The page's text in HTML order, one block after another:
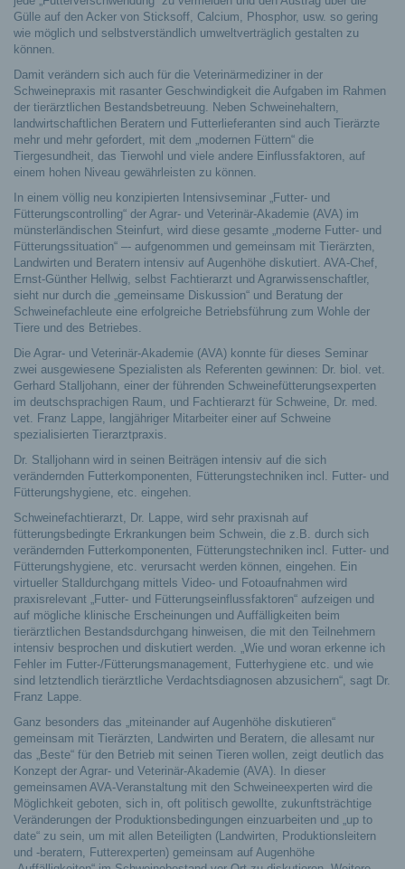
Gülle auf den Acker von Sticksoff, Calcium, Phosphor, usw. so gering
wie möglich und selbstverständlich umweltverträglich gestalten zu
können.
Damit verändern sich auch für die Veterinärmediziner in der
Schweinepraxis mit rasanter Geschwindigkeit die Aufgaben im Rahmen
der tierärztlichen Bestandsbetreuung. Neben Schweinehaltern,
landwirtschaftlichen Beratern und Futterlieferanten sind auch Tierärzte
mehr und mehr gefordert, mit dem „modernen Füttern“ die
Tiergesundheit, das Tierwohl und viele andere Einflussfaktoren, auf
einem hohen Niveau gewährleisten zu können.
In einem völlig neu konzipierten Intensivseminar „Futter- und
Fütterungscontrolling“ der Agrar- und Veterinär-Akademie (AVA) im
münsterländischen Steinfurt, wird diese gesamte „moderne Futter- und
Fütterungssituation“ –- aufgenommen und gemeinsam mit Tierärzten,
Landwirten und Beratern intensiv auf Augenhöhe diskutiert. AVA-Chef,
Ernst-Günther Hellwig, selbst Fachtierarzt und Agrarwissenschaftler,
sieht nur durch die „gemeinsame Diskussion“ und Beratung der
Schweinefachleute eine erfolgreiche Betriebsführung zum Wohle der
Tiere und des Betriebes.
Die Agrar- und Veterinär-Akademie (AVA) konnte für dieses Seminar
zwei ausgewiesene Spezialisten als Referenten gewinnen: Dr. biol. vet.
Gerhard Stalljohann, einer der führenden Schweinefütterungsexperten
im deutschsprachigen Raum, und Fachtierarzt für Schweine, Dr. med.
vet. Franz Lappe, langjähriger Mitarbeiter einer auf Schweine
spezialisierten Tierarztpraxis.
Dr. Stalljohann wird in seinen Beiträgen intensiv auf die sich
verändernden Futterkomponenten, Fütterungstechniken incl. Futter- und
Fütterungshygiene, etc. eingehen.
Schweinefachtierarzt, Dr. Lappe, wird sehr praxisnah auf
fütterungsbedingte Erkrankungen beim Schwein, die z.B. durch sich
verändernden Futterkomponenten, Fütterungstechniken incl. Futter- und
Fütterungshygiene, etc. verursacht werden können, eingehen. Ein
virtueller Stalldurchgang mittels Video- und Fotoaufnahmen wird
praxisrelevant „Futter- und Fütterungseinflussfaktoren“ aufzeigen und
auf mögliche klinische Erscheinungen und Auffälligkeiten beim
tierärztlichen Bestandsdurchgang hinweisen, die mit den Teilnehmern
intensiv besprochen und diskutiert werden. „Wie und woran erkenne ich
Fehler im Futter-/Fütterungsmanagement, Futterhygiene etc. und wie
sind letztendlich tierärztliche Verdachtsdiagnosen abzusichern“, sagt Dr.
Franz Lappe.
Ganz besonders das „miteinander auf Augenhöhe diskutieren“
gemeinsam mit Tierärzten, Landwirten und Beratern, die allesamt nur
das „Beste“ für den Betrieb mit seinen Tieren wollen, zeigt deutlich das
Konzept der Agrar- und Veterinär-Akademie (AVA). In dieser
gemeinsamen AVA-Veranstaltung mit den Schweineexperten wird die
Möglichkeit geboten, sich in, oft politisch gewollte, zukunftsträchtige
Veränderungen der Produktionsbedingungen einzuarbeiten und „up to
date“ zu sein, um mit allen Beteiligten (Landwirten, Produktionsleitern
und -beratern, Futterexperten) gemeinsam auf Augenhöhe